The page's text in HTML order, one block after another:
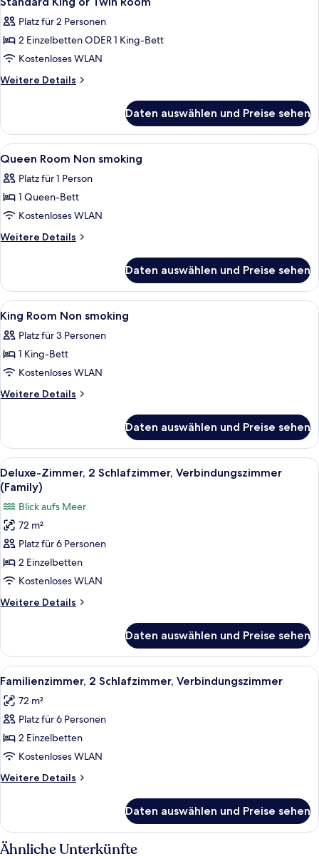
Fotos
für
Standard
King
or
anzeigen
Platz für 2 Personen
2 Einzelbetten ODER 1 King-Bett
Kostenloses WLAN
Weitere Details
Weitere
King
or
Twin
Daten auswählen und Preise sehen
Alle
Fotos
für
Queen
Room
Non
Minibar, Zimmersafe, schallisolierte
1
Queen Room Non smoking
Platz für 1 Person
1 Queen-Bett
Kostenloses WLAN
Weitere Details
Weitere
Room
Non
smoking
Daten auswählen und Preise sehen
Alle
Fotos
für
King
Room
Non
Minibar, Zimmersafe, schallisolierte
1
King Room Non smoking
Platz für 3 Personen
1 King-Bett
Kostenloses WLAN
Weitere Details
Weitere
Room
Non
smoking
Daten auswählen und Preise sehen
Alle
Fotos
für
Deluxe-
Zimmer,
2 Schlafzimmer,
Verbindungszimmer
(Family)
anzeigen
Deluxe-Zimmer, 2 Schlafzimmer,
6
Deluxe-Zimmer, 2 Schlafzimmer, Verbindungszimmer
(Family)
Blick aufs Meer
72 m²
Platz für 6 Personen
2 Einzelbetten
Kostenloses WLAN
Weitere Details
Weitere
Zimmer,
2 Schlafzimmer,
Verbindungszimmer
Daten auswählen und Preise sehen
Alle
Fotos
für
Familienzimmer,
2 Schlafzimmer,
Verbindungszimmer
anzeigen
Ein Hotelzimmer mit einem großen
6
Familienzimmer, 2 Schlafzimmer, Verbindungszimmer
72 m²
Platz für 6 Personen
2 Einzelbetten
Kostenloses WLAN
Weitere Details
Weitere
2 Schlafzimmer,
Verbindungszimmer
Daten auswählen und Preise sehen
Ähnliche Unterkünfte